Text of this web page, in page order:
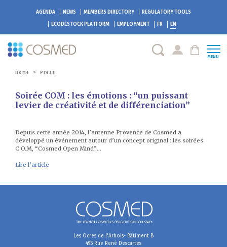
AGENDA NEWS MEMBERS DIRECTORY
REGULATORY TOOLS
ECODESTOCK PLATFORM EMPLOYMENT FR EN
MENU
Home > Press
Soirée COM : les émotions : “un puissant
levier de créativité et de différenciation”
Depuis cette année 2014, l’antenne Provence de Cosmed a
développé un événement autour d’un concept original : les soirées
C.O.M, “Cosmed Open Mind”….
Lire l’article
Les Ocres de l'Arbois- Bâtiment B
495 Rue René Descartes